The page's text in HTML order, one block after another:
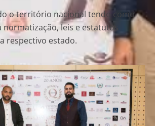
o território nacional tendo como
leis e estatutos
respectivo estado.